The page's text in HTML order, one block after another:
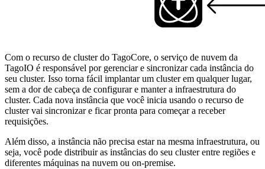
Com o recurso de cluster do TagoCore, o serviço de nuvem da
TagoIO é responsável por gerenciar e sincronizar cada instância do
seu cluster. Isso torna fácil implantar um cluster em qualquer lugar,
sem a dor de cabeça de configurar e manter a infraestrutura do
cluster. Cada nova instância que você inicia usando o recurso de
cluster vai sincronizar e ficar pronta para começar a receber
requisições.
Além disso, a instância não precisa estar na mesma infraestrutura, ou
seja, você pode distribuir as instâncias do seu cluster entre regiões e
diferentes máquinas na nuvem ou on-premise.